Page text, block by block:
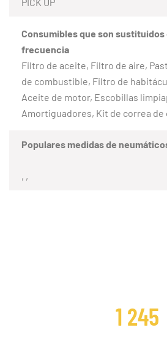
Consumibles que son sustituidos
frecuencia
Filtro de aceite, Filtro de aire,
de combustible, Filtro de
Aceite de motor, Escobillas
Amortiguadores, Kit de correa
Populares medidas de
, ,
1 245